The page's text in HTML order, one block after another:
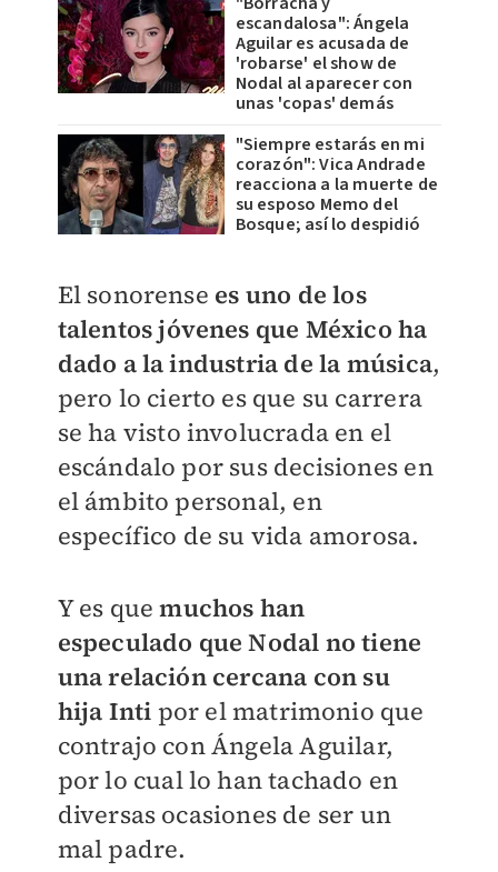
escandalosa": Ángela
Aguilar es acusada de
'robarse' el show de
Nodal al aparecer con
unas 'copas' demás
"Siempre estarás en mi
corazón": Vica Andrade
reacciona a la muerte de
su esposo Memo del
Bosque; así lo despidió
El sonorense es uno de los
talentos jóvenes que México ha
dado a la industria de la música,
pero lo cierto es que su carrera
se ha visto involucrada en el
escándalo por sus decisiones en
el ámbito personal, en
específico de su vida amorosa.
Y es quemuchos han
especulado que Nodal no tiene
una relación cercana con su
hija Inti por el matrimonio que
contrajo con Ángela Aguilar,
por lo cual lo han tachado en
diversas ocasiones de ser un
mal padre.